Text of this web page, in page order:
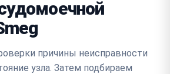
причины неисправности
узла. Затем подбираем